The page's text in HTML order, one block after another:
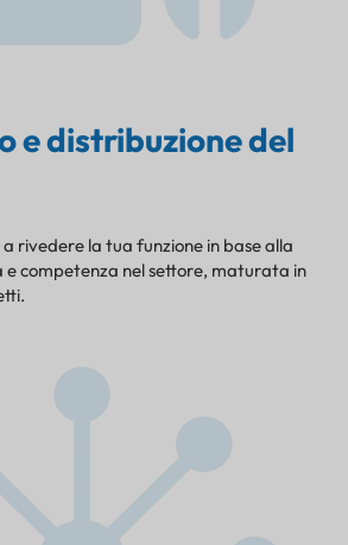
e distribuzione del
rivedere la tua funzione in base alla
e competenza nel settore, maturata in